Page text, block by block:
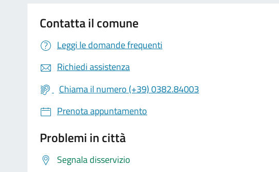
Contatta il comune
Leggi le domande frequenti
Richiedi assistenza
Chiama il numero (+39) 0382.84003
Prenota appuntamento
Problemi in città
Segnala disservizio